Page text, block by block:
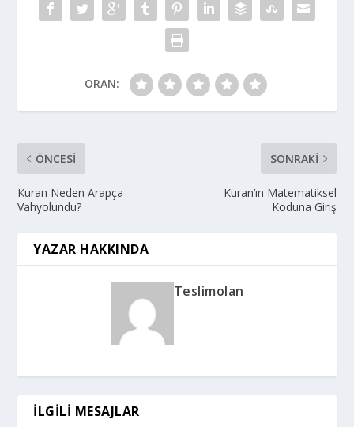
ORAN:
ÖNCESI
Kuran Neden Arapça
Vahyolundu?
SONRAKI
Kuran’ın Matematiksel
Koduna Giriş
YAZAR HAKKINDA
Teslimolan
İLGILI MESAJLAR